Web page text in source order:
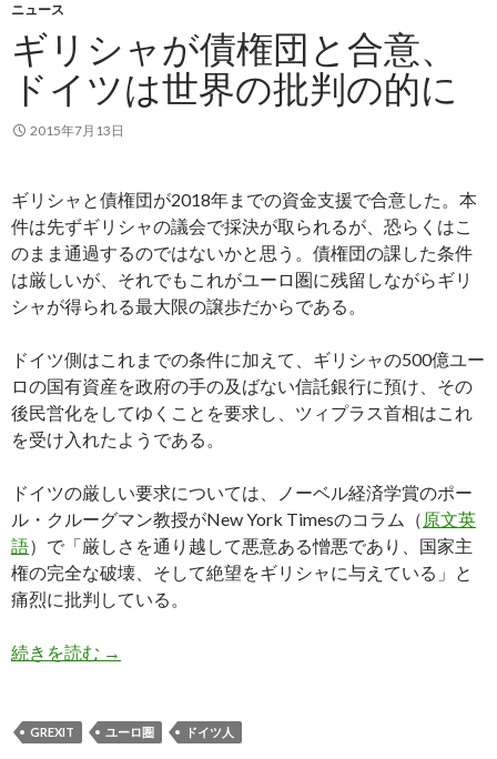
ニュース
ギリシャが債権団と合意、
ドイツは世界の批判の的に
2015年7月13日
ギリシャと債権団が2018年までの資金支援で合意した。本
件は先ずギリシャの議会で採決が取られるが、恐らくはこ
のまま通過するのではないかと思う。債権団の課した条件
は厳しいが、それでもこれがユーロ圏に残留しながらギリ
シャが得られる最大限の譲歩だからである。
ドイツ側はこれまでの条件に加えて、ギリシャの500億ユー
ロの国有資産を政府の手の及ばない信託銀行に預け、その
後民営化をしてゆくことを要求し、ツィプラス首相はこれ
を受け入れたようである。
ドイツの厳しい要求については、ノーベル経済学賞のポー
ル・クルーグマン教授がNew York Timesのコラム（ 原文英
語）で「厳しさを通り越して悪意ある憎悪であり、国家主
権の完全な破壊、そして絶望をギリシャに与えている」と
痛烈に批判している。
続きを読む ギリシャが債権団と合意、ドイツは世界の批判の
→
GREXIT ユーロ圏 ドイツ人